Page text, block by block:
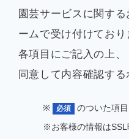
会社案内PDF
園芸サービスに関す
ームで受け付けており
各項目にご記入の上
同意して内容確認す
※ 必須
のついた項
※お客様の情報はSSL